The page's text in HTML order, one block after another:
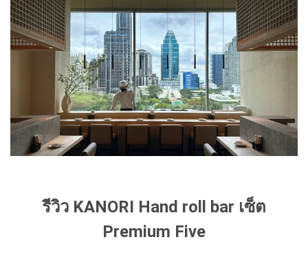
รีวิว KANORI Hand roll bar เซ็ต
Premium Five